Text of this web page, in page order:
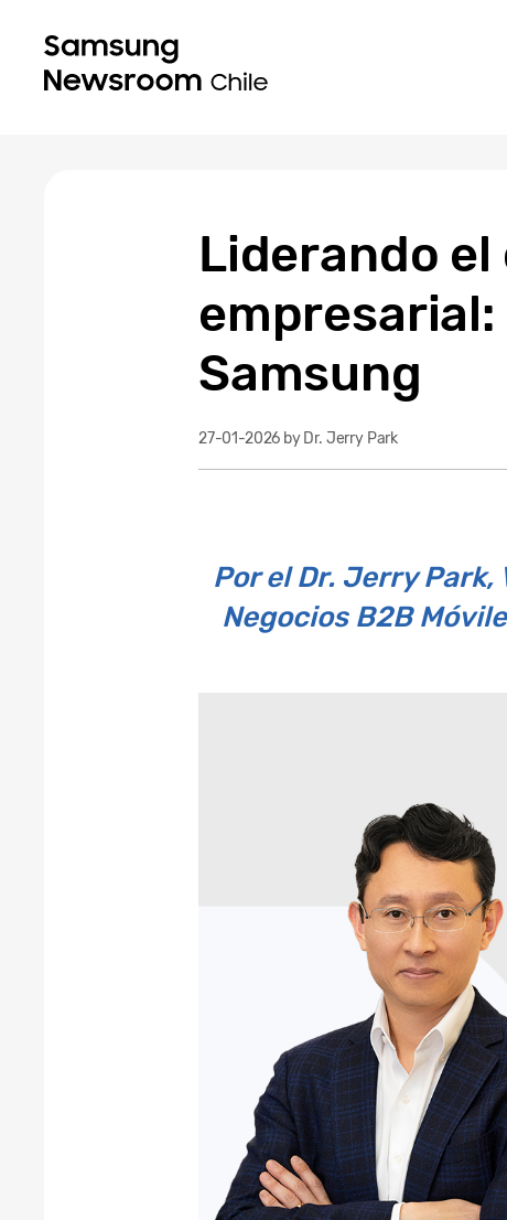
Liderando
Samsung
27-01-2026 by Dr. Jerry Park
Por el Dr. Jerry
Negocios B2B